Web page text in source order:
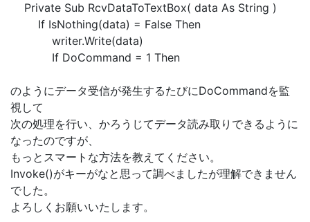
Private Sub RcvDataToTextBox( data As String )
If IsNothing(data) = False Then
writer.Write(data)
If DoCommand = 1 Then
のようにデータ受信が発生するたびにDoCommandを監
視して
次の処理を行い、かろうじてデータ読み取りできるように
なったのですが、
もっとスマートな方法を教えてください。
Invoke()がキーがなと思って調べましたが理解できません
でした。
よろしくお願いいたします。